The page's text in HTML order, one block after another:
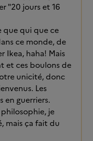
"20 jours et 16
que qui que ce
ce monde, de
Ikea, haha! Mais
et ces boulons de
unicité, donc
Les
en guerriers.
je
mais ça fait du